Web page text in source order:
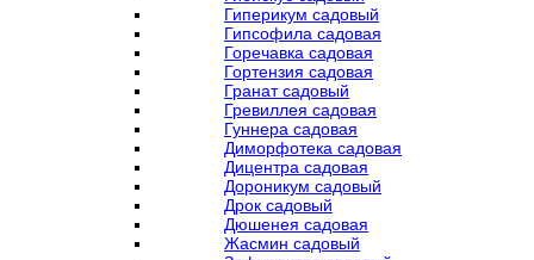
Гиперикум садовый
Гипсофила садовая
Горечавка садовая
Гортензия садовая
Гранат садовый
Гревиллея садовая
Гуннера садовая
Диморфотека садовая
Дицентра садовая
Дороникум садовый
Дрок садовый
Дюшенея садовая
Жасмин садовый